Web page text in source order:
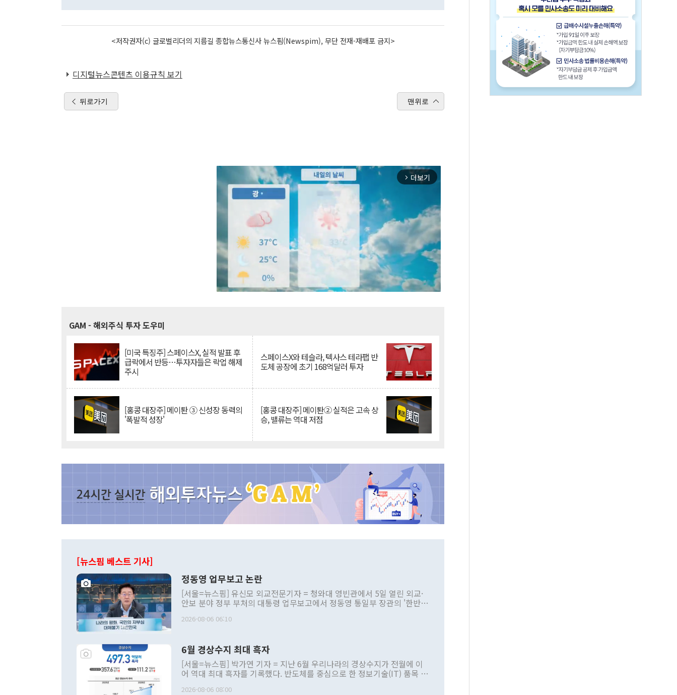
<저작권자(c) 글로벌리더의 지름길 종합뉴스통신사 뉴스핌(Newspim), 무단 전재-재배포 금지>
디지털뉴스콘텐츠 이용규칙 보기
뒤로가기 맨위로
arrow_forward_ios 더보기
GAM - 해외주식 투자 도우미
[미국 특징주] 스페이스X, 실적 발표 후
급락에서 반등…투자자들은 락업 해제
주시
스페이스X와 테슬라, 텍사스 테라팹 반
도체 공장에 초기 168억달러 투자
[홍콩 대장주] 메이퇀 ③ 신성장 동력의
'폭발적 성장'
[홍콩 대장주] 메이퇀② 실적은 고속 상
승, 밸류는 역대 저점
[뉴스핌 베스트 기사]
정동영 업무보고 논란
[서울=뉴스핌] 유신모 외교전문기자 = 청와대 영빈관에서 5일 열린 외교·
안보 분야 정부 부처의 대통령 업무보고에서 정동영 통일부 장관의 '한반도
발언 중에는 정부 내 조율을 거치지 않은 사안을 정책으로 추진하겠다고 공
주의적 희망에 근거한 비현실적 구상'이라는 비판을 내놨다. 그동안 정 장
관의 대북 정책 관련 발언이 물의를 빚은 적은 여러 번 있지만 대통령과 유
관 부처 장관이 공개적으로 부정적 입장을 표명한 것은 이례적이다. 정 장
관의 무리한 대북 접근법과 월권을 제어해야 한다는 목소리도 높아지고 있
다. [정동영 통일부 장관이 지난달 23일 오후 서울 종로구 정부서울청사에
2026-08-06 06:10
6월 경상수지 최대 흑자
[서울=뉴스핌] 박가연 기자 = 지난 6월 우리나라의 경상수지가 전월에 이
어 역대 최대 흑자를 기록했다. 반도체를 중심으로 한 정보기술(IT) 품목 수
2026-08-06 08:00